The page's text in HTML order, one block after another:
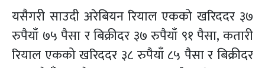
यसैगरी साउदी अरेबियन रियाल एकको खरिददर ३७
रुपैयाँ ७५ पैसा र बिक्रीदर ३७ रुपैयाँ ९१ पैसा, कतारी
रियाल एकको खरिददर ३८ रुपैयाँ ८५ पैसा र बिक्रीदर